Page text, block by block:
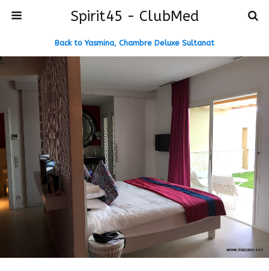
Spirit45 - ClubMed
Back to Yasmina, Chambre Deluxe Sultanat